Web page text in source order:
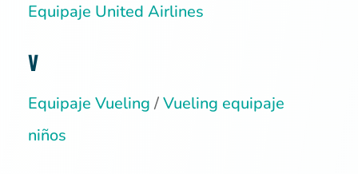
Equipaje United Airlines
V
Equipaje Vueling/Vueling equipaje
niños